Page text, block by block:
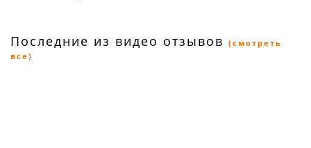
Последние из видео отзывов (смотреть
все)